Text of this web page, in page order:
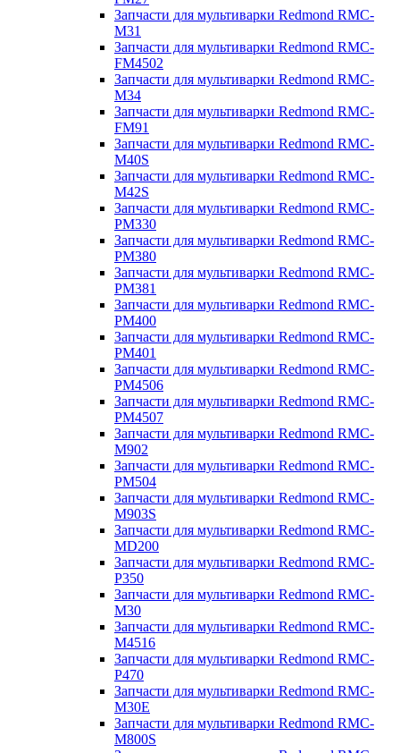
Запчасти для мультиварки Redmond RMC-
M31
Запчасти для мультиварки Redmond RMC-
FM4502
Запчасти для мультиварки Redmond RMC-
M34
Запчасти для мультиварки Redmond RMC-
FM91
Запчасти для мультиварки Redmond RMC-
M40S
Запчасти для мультиварки Redmond RMC-
M42S
Запчасти для мультиварки Redmond RMC-
PM330
Запчасти для мультиварки Redmond RMC-
PM380
Запчасти для мультиварки Redmond RMC-
PM381
Запчасти для мультиварки Redmond RMC-
PM400
Запчасти для мультиварки Redmond RMC-
PM401
Запчасти для мультиварки Redmond RMC-
PM4506
Запчасти для мультиварки Redmond RMC-
PM4507
Запчасти для мультиварки Redmond RMC-
M902
Запчасти для мультиварки Redmond RMC-
PM504
Запчасти для мультиварки Redmond RMC-
M903S
Запчасти для мультиварки Redmond RMC-
MD200
Запчасти для мультиварки Redmond RMC-
P350
Запчасти для мультиварки Redmond RMC-
M30
Запчасти для мультиварки Redmond RMC-
M4516
Запчасти для мультиварки Redmond RMC-
P470
Запчасти для мультиварки Redmond RMC-
M30E
Запчасти для мультиварки Redmond RMC-
M800S